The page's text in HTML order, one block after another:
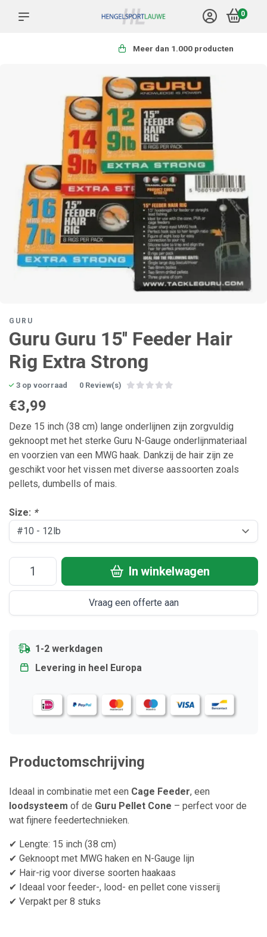
0
Meer dan 1.000 producten
GURU
Guru Guru 15'' Feeder Hair
Rig Extra Strong
3 op voorraad 0 Review(s)
€3,99
Deze 15 inch (38 cm) lange onderlijnen zijn zorgvuldig
geknoopt met het sterke Guru N-Gauge onderlijnmateriaal
en voorzien van een MWG haak. Dankzij de hair zijn ze
geschikt voor het vissen met diverse aassoorten zoals
pellets, dumbells of mais.
Size: *
In winkelwagen
Vraag een offerte aan
1-2 werkdagen
Levering in heel Europa
Productomschrijving
Ideaal in combinatie met een Cage Feeder, een
loodsysteem of de Guru Pellet Cone – perfect voor de
wat fijnere feedertechnieken.
✔ Lengte: 15 inch (38 cm)
✔ Geknoopt met MWG haken en N-Gauge lijn
✔ Hair-rig voor diverse soorten haakaas
✔ Ideaal voor feeder-, lood- en pellet cone visserij
✔ Verpakt per 8 stuks